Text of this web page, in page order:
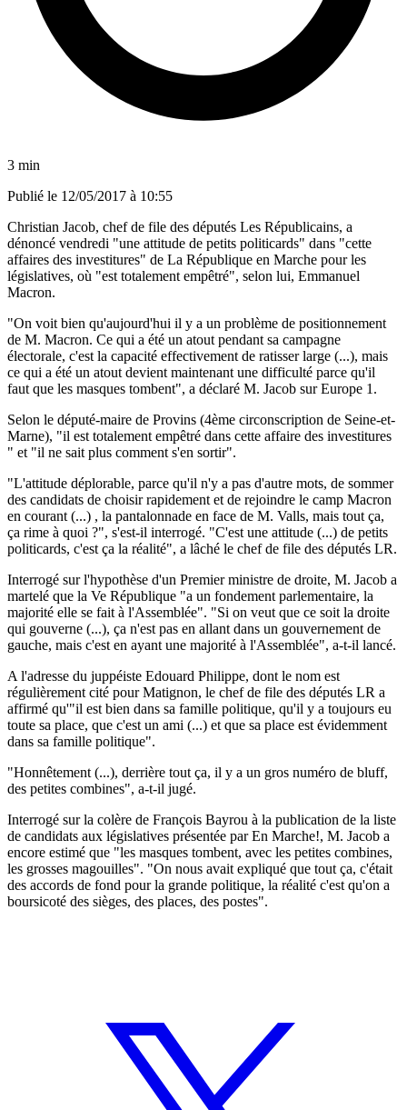
3 min
Publié le 12/05/2017 à 10:55
Christian Jacob, chef de file des députés Les Républicains, a
dénoncé vendredi "une attitude de petits politicards" dans "cette
affaires des investitures" de La République en Marche pour les
législatives, où "est totalement empêtré", selon lui, Emmanuel
Macron.
"On voit bien qu'aujourd'hui il y a un problème de positionnement
de M. Macron. Ce qui a été un atout pendant sa campagne
électorale, c'est la capacité effectivement de ratisser large (...), mais
ce qui a été un atout devient maintenant une difficulté parce qu'il
faut que les masques tombent", a déclaré M. Jacob sur Europe 1.
Selon le député-maire de Provins (4ème circonscription de Seine-et-
Marne), "il est totalement empêtré dans cette affaire des investitures
" et "il ne sait plus comment s'en sortir".
"L'attitude déplorable, parce qu'il n'y a pas d'autre mots, de sommer
des candidats de choisir rapidement et de rejoindre le camp Macron
en courant (...) , la pantalonnade en face de M. Valls, mais tout ça,
ça rime à quoi ?", s'est-il interrogé. "C'est une attitude (...) de petits
politicards, c'est ça la réalité", a lâché le chef de file des députés LR.
Interrogé sur l'hypothèse d'un Premier ministre de droite, M. Jacob a
martelé que la Ve République "a un fondement parlementaire, la
majorité elle se fait à l'Assemblée". "Si on veut que ce soit la droite
qui gouverne (...), ça n'est pas en allant dans un gouvernement de
gauche, mais c'est en ayant une majorité à l'Assemblée", a-t-il lancé.
A l'adresse du juppéiste Edouard Philippe, dont le nom est
régulièrement cité pour Matignon, le chef de file des députés LR a
affirmé qu'"il est bien dans sa famille politique, qu'il y a toujours eu
toute sa place, que c'est un ami (...) et que sa place est évidemment
dans sa famille politique".
"Honnêtement (...), derrière tout ça, il y a un gros numéro de bluff,
des petites combines", a-t-il jugé.
Interrogé sur la colère de François Bayrou à la publication de la liste
de candidats aux législatives présentée par En Marche!, M. Jacob a
encore estimé que "les masques tombent, avec les petites combines,
les grosses magouilles". "On nous avait expliqué que tout ça, c'était
des accords de fond pour la grande politique, la réalité c'est qu'on a
boursicoté des sièges, des places, des postes".